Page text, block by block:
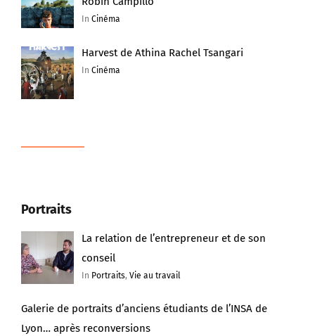
InCinéma
Harvest de Athina Rachel Tsangari
InCinéma
Portraits
La relation de l’entrepreneur et de son
conseil
In Portraits,Vie au travail
Galerie de portraits d’anciens étudiants de l’INSA de
Lyon… après reconversions